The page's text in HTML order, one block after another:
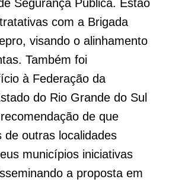
Segurança Pública. Estão
com a Brigada
visando o alinhamento
Também foi
à Federação da
do Rio Grande do Sul
de que
de outras localidades
municípios iniciativas
a proposta em